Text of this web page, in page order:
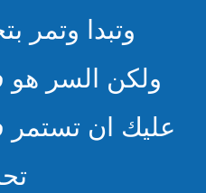
وتبدا وتمر
ولكن السر هو
عليك ان